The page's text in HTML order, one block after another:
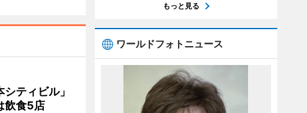
ティビル」
飲食5店
もっと見る
ワールドフォトニュース